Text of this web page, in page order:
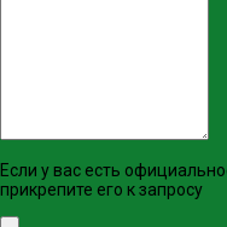
Если у вас есть
прикрепите его к запросу